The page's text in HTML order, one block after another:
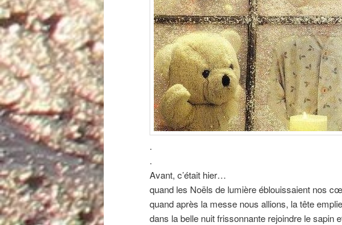
.
.
Avant, c’était hier…
quand les Noëls de lumière éblouissaient nos
quand après la messe nous allions, la tête
dans la belle nuit frissonnante rejoindre le sapin